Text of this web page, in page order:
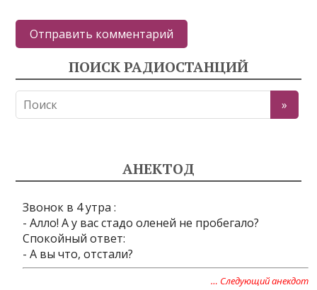
ПОИСК РАДИОСТАНЦИЙ
АНЕКТОД
Звонок в 4 утра :
- Алло! А у вас стадо оленей не пробегало?
Спокойный ответ:
- А вы что, отстали?
… Следующий анекдот